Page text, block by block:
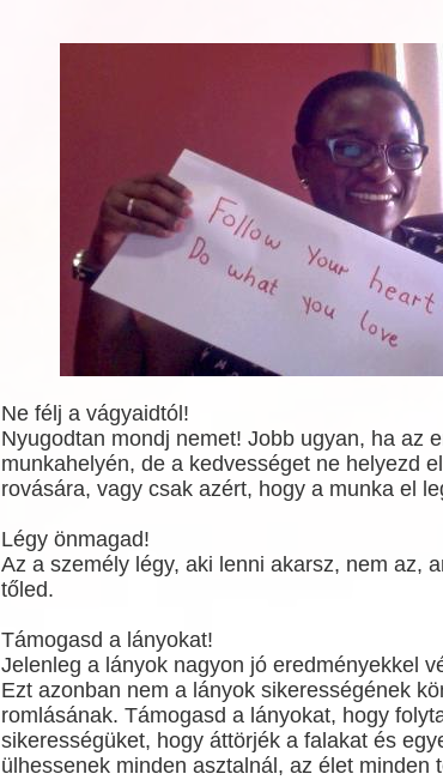
Ne félj a vágyaidtól!
Nyugodtan mondj nemet! Jobb ugyan, ha az
munkahelyén, de a kedvességet ne helyezd
rovására, vagy csak azért, hogy a munka el
Légy önmagad!
Az a személy légy, aki lenni akarsz, nem az,
tőled.
Támogasd a lányokat!
Jelenleg a lányok nagyon jó eredményekkel
Ezt azonban nem a lányok sikerességének
romlásának. Támogasd a lányokat, hogy
sikerességüket, hogy áttörjék a falakat és
ülhessenek minden asztalnál, az élet minden